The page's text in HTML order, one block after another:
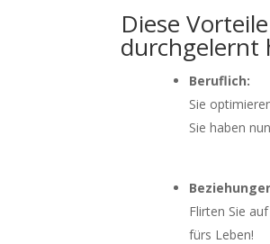
Diese
durchgelernt
Beruflich:
Sie
Sie haben
Flirten Sie
fürs Leben!